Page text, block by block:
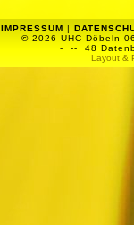
IMPRESSUM |
© 2026 UHC Döbeln
-
-- 48
Layout &